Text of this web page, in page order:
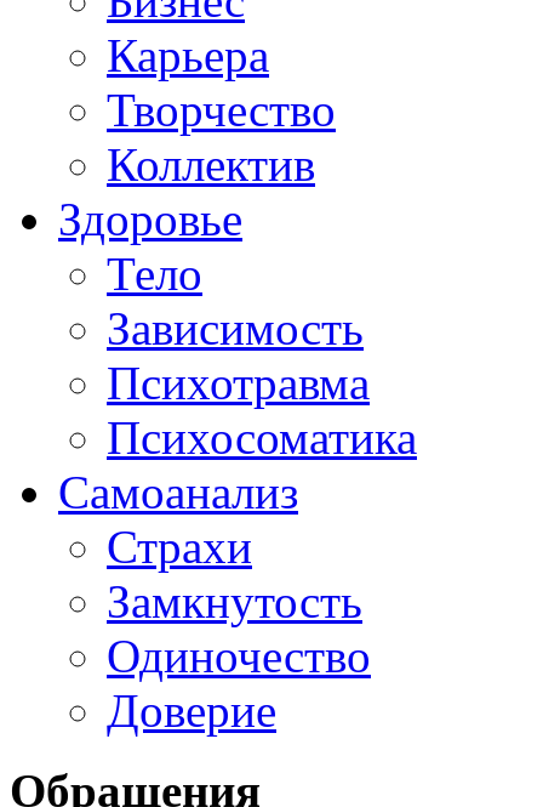
Карьера
Творчество
Коллектив
Здоровье
Тело
Зависимость
Психотравма
Психосоматика
Самоанализ
Страхи
Замкнутость
Одиночество
Доверие
Обращения